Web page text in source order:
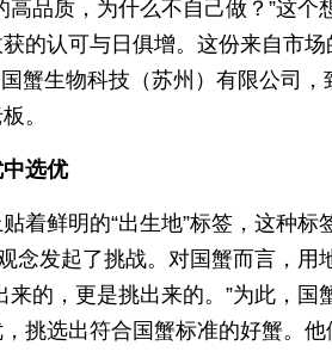
高品质，为什么不自己做？”这
的认可与日俱增。这份来自市
蟹生物科技（苏州）有限公司
。
选优
着鲜明的“出生地”标签，这种
念发起了挑战。对国蟹而言，
来的，更是挑出来的。”为此，
挑选出符合国蟹标准的好蟹。